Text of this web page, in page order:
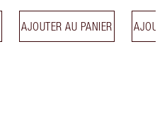
AJOUTER AU PANIER